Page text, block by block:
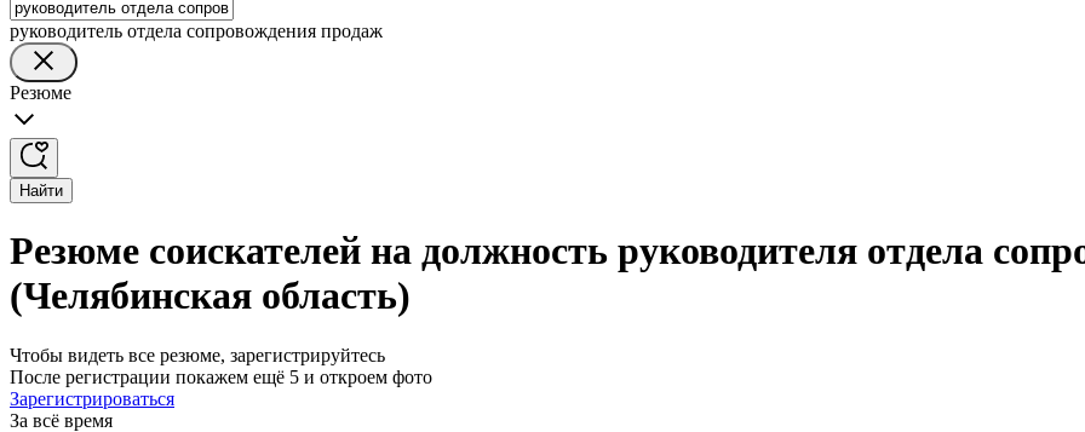
руководитель отдела сопровождения продаж
Резюме
Найти
Резюме соискателей на должность руководителя отдела
(Челябинская область)
Чтобы видеть все резюме, зарегистрируйтесь
После регистрации покажем ещё 5 и откроем фото
Зарегистрироваться
За всё время